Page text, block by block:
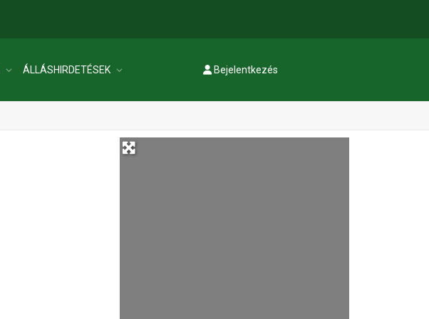
ÁLLÁSHIRDETÉSEK Bejelentkezés
Regisztráció